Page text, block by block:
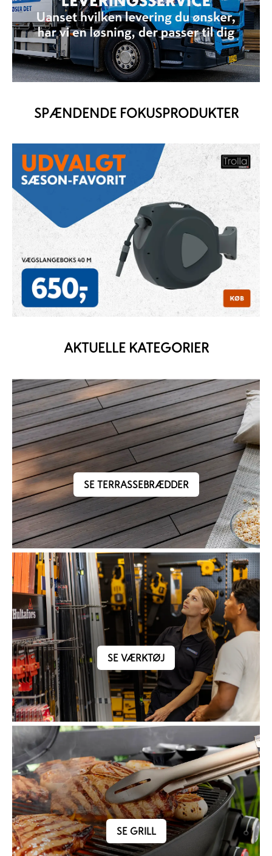
SPÆNDENDE FOKUSPRODUKTER
AKTUELLE KATEGORIER
SE TERRASSEBRÆDDER
SE VÆRKTØJ
SE GRILL